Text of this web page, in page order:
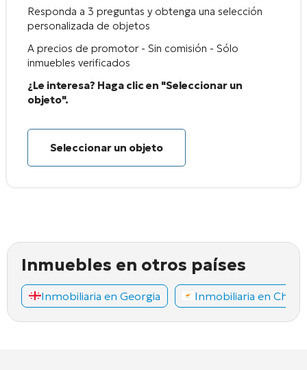
Responda a 3 preguntas y obtenga una selección
personalizada de objetos
A precios de promotor - Sin comisión - Sólo
inmuebles verificados
¿Le interesa? Haga clic en "Seleccionar un
objeto".
Seleccionar un objeto
Inmuebles en otros países
Inmobiliaria en Georgia Inmobiliaria en